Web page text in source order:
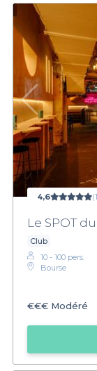
4,6
Le SPOT
Club
10 - 100 pers.
Bourse
€€€ Modéré